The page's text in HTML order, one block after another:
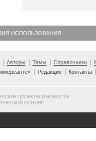
ИСПОЛЬЗОВАНИЯ
Авторы Темы Справочники
Редакция Контакты
ПРОЕКТЫ И НОВОСТИ
ОСНОВЕ